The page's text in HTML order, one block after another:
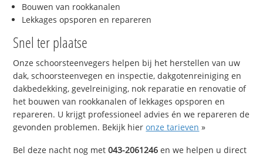
Bouwen van rookkanalen
Lekkages opsporen en repareren
Snel ter plaatse
Onze schoorsteenvegers helpen bij het herstellen van uw
dak, schoorsteenvegen en inspectie, dakgotenreiniging en
dakbedekking, gevelreiniging, nok reparatie en renovatie of
het bouwen van rookkanalen of lekkages opsporen en
repareren. U krijgt professioneel advies én we repareren de
gevonden problemen. Bekijk hieronze tarieven »
Bel deze nacht nog met043-2061246 en we helpen u direct